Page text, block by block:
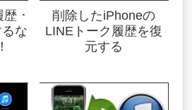
･
な
削除したiPhoneの
LINEトーク履歴を復
元する